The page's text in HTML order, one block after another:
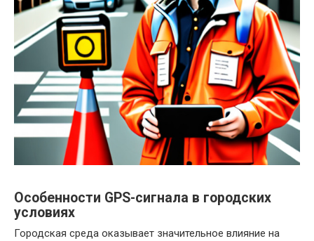
Особенности GPS-сигнала в городских
условиях
Городская среда оказывает значительное влияние на